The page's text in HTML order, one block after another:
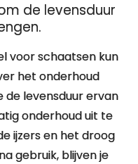
de levensduur
voor schaatsen kun
het onderhoud
de levensduur ervan
onderhoud uit te
ijzers en het droog
gebruik, blijven je